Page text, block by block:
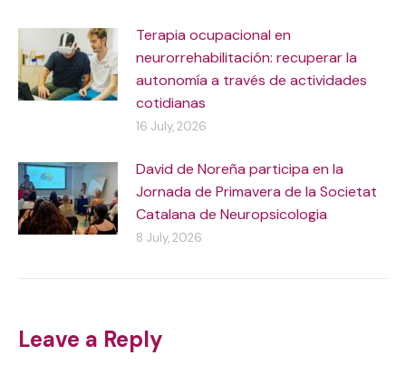
Terapia ocupacional en
neurorrehabilitación: recuperar la
autonomía a través de actividades
cotidianas
16 July, 2026
David de Noreña participa en la
Jornada de Primavera de la Societat
Catalana de Neuropsicologia
8 July, 2026
Leave a Reply